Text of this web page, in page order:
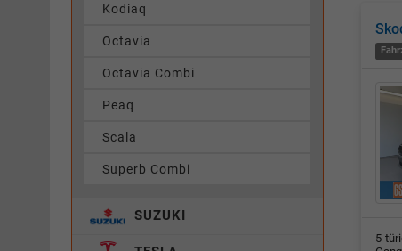
5-
Kodiaq
Octavia
Octavia Combi
Peaq
Scala
Superb Combi
SUZUKI